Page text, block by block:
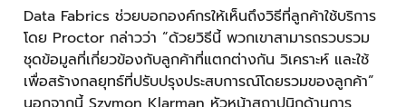
Data Fabrics ช่วยบอกองค์กรให้เห็นถึงวิธีที่ลูกค้าใช้บริการ
โดย Proctor กล่าวว่า “ด้วยวิธีนี้ พวกเขาสามารถรวบรวม
ชุดข้อมูลที่เกี่ยวข้องกับลูกค้าที่แตกต่างกัน วิเคราะห์ และใช้
เพื่อสร้างกลยุทธ์ที่ปรับปรุงประสบการณ์โดยรวมของลูกค้า”